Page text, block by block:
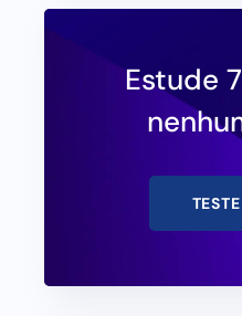
Estude